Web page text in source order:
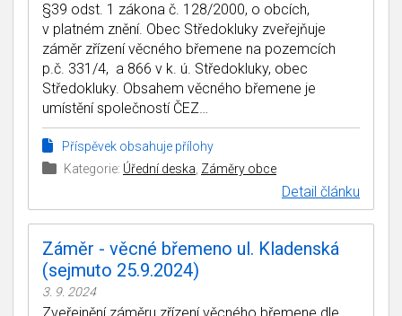
§39 odst. 1 zákona č. 128/2000, o obcích,
v platném znění. Obec Středokluky zveřejňuje
záměr zřízení věcného břemene na pozemcích
p.č. 331/4, a 866 v k. ú. Středokluky, obec
Středokluky. Obsahem věcného břemene je
umístění společností ČEZ…
Příspěvek obsahuje přílohy
Kategorie: Úřední deska, Záměry obce
Detail článku
Záměr - věcné břemeno ul. Kladenská
(sejmuto 25.9.2024)
3. 9. 2024